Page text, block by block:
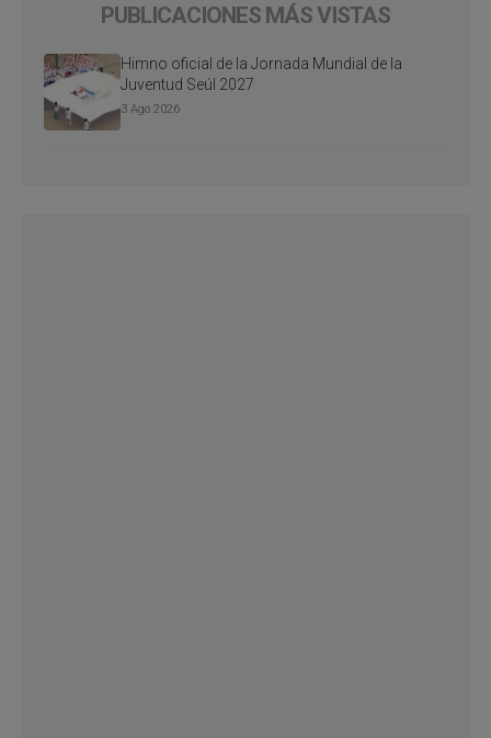
PUBLICACIONES MÁS VISTAS
Himno oficial de la Jornada Mundial de la
Juventud Seúl 2027
3 Ago 2026